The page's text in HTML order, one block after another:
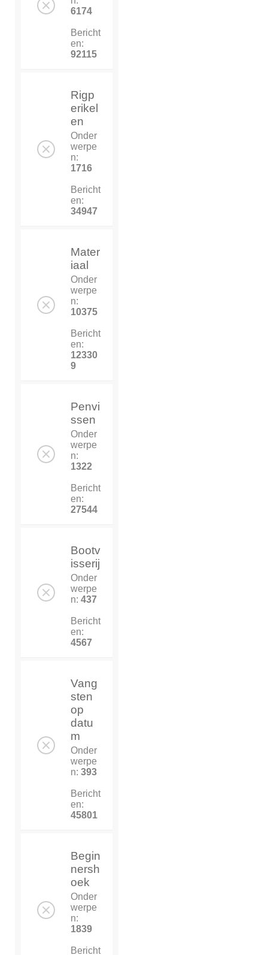
6174
Bericht
en:
92115
Rigp
erikel
en
Onder
werpe
n:
1716
Bericht
en:
34947
Mater
iaal
Onder
werpe
n:
10375
Bericht
en:
12330
9
Penvi
ssen
Onder
werpe
n:
1322
Bericht
en:
27544
Bootv
isserij
Onder
werpe
n: 437
Bericht
en:
4567
Vang
sten
op
datu
m
Onder
werpe
n: 393
Bericht
en:
45801
Begin
nersh
oek
Onder
werpe
n:
1839
Bericht